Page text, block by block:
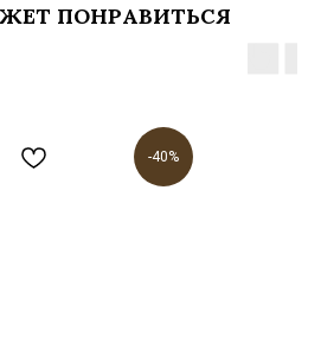
ПОНРАВИТЬСЯ
-40%